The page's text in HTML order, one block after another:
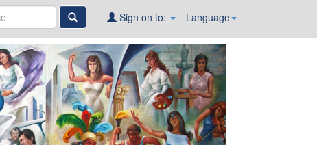
Language
Sign on to: